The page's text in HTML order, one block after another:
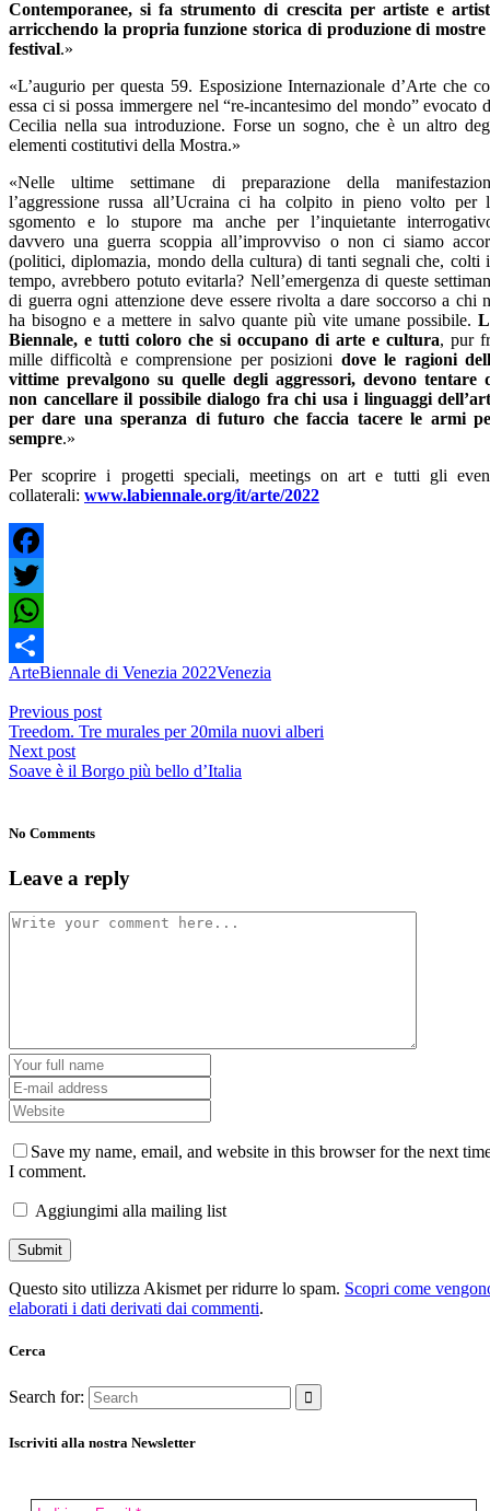
Contemporanee, si fa strumento di crescita per artiste e
arricchendo la propria funzione storica di produzione di mostre
festival.»
«L’augurio per questa 59. Esposizione Internazionale d’Arte che
essa ci si possa immergere nel “re-incantesimo del mondo” evocato
Cecilia nella sua introduzione. Forse un sogno, che è un altro
elementi costitutivi della Mostra.»
«Nelle ultime settimane di preparazione della
l’aggressione russa all’Ucraina ci ha colpito in pieno volto per
sgomento e lo stupore ma anche per l’inquietante
davvero una guerra scoppia all’improvviso o non ci siamo
(politici, diplomazia, mondo della cultura) di tanti segnali che, colti
tempo, avrebbero potuto evitarla? Nell’emergenza di queste
di guerra ogni attenzione deve essere rivolta a dare soccorso a chi
ha bisogno e a mettere in salvo quante più vite umane possibile.
Biennale, e tutti coloro che si occupano di arte e cultura, pur
mille difficoltà e comprensione per posizioni dove le ragioni
vittime prevalgono su quelle degli aggressori, devono tentare
non cancellare il possibile dialogo fra chi usa i linguaggi
per dare una speranza di futuro che faccia tacere le armi
sempre.»
Per scoprire i progetti speciali, meetings on art e tutti gli
collaterali: www.labiennale.org/it/arte/2022
Facebook
Twitter
WhatsApp
Condividi
ArteBiennale di Venezia 2022Venezia
Previous post
Treedom. Tre murales per 20mila nuovi alberi
Next post
Soave è il Borgo più bello d’Italia
No Comments
Leave a reply
Save my name, email, and website in this browser for the next
I comment.
Aggiungimi alla mailing list
Questo sito utilizza Akismet per ridurre lo spam. Scopri come
elaborati i dati derivati dai commenti.
Cerca
Search for:
Iscriviti alla nostra Newsletter